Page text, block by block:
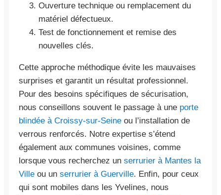
Ouverture technique ou remplacement du
matériel défectueux.
Test de fonctionnement et remise des
nouvelles clés.
Cette approche méthodique évite les mauvaises
surprises et garantit un résultat professionnel.
Pour des besoins spécifiques de sécurisation,
nous conseillons souvent le passage à une porte
blindée à Croissy-sur-Seine ou l’installation de
verrous renforcés. Notre expertise s’étend
également aux communes voisines, comme
lorsque vous recherchez un serrurier à Mantes la
Ville ou un serrurier à Guerville. Enfin, pour ceux
qui sont mobiles dans les Yvelines, nous